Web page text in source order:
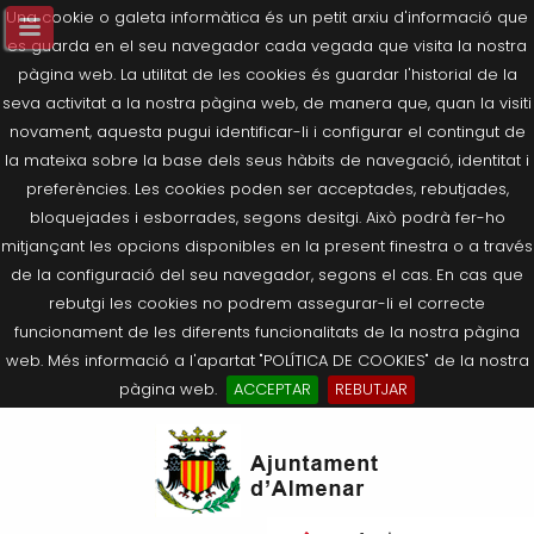
Una cookie o galeta informàtica és un petit arxiu d'informació que
es guarda en el seu navegador cada vegada que visita la nostra
pàgina web. La utilitat de les cookies és guardar l'historial de la
seva activitat a la nostra pàgina web, de manera que, quan la visiti
novament, aquesta pugui identificar-li i configurar el contingut de
la mateixa sobre la base dels seus hàbits de navegació, identitat i
preferències. Les cookies poden ser acceptades, rebutjades,
bloquejades i esborrades, segons desitgi. Això podrà fer-ho
mitjançant les opcions disponibles en la present finestra o a través
de la configuració del seu navegador, segons el cas. En cas que
rebutgi les cookies no podrem assegurar-li el correcte
funcionament de les diferents funcionalitats de la nostra pàgina
web. Més informació a l'apartat "POLÍTICA DE COOKIES" de la nostra
pàgina web.
ACCEPTAR
REBUTJAR
Salutació de l’Alcaldessa
Composició Consistori
Agricultura, Ramaderia i Medi
Què és la Seu Electrònica?
Últimes publicacions